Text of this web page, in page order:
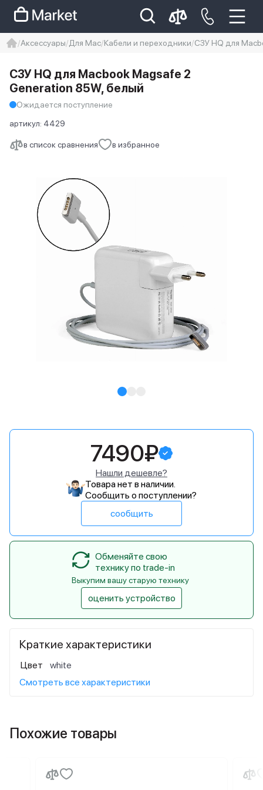
Iphone 14 pro max
айфон 14
Аксессуары Для Mac Кабели и переходники СЗУ HQ для
в список сравнения в избранное
СЗУ HQ для Macbook Magsafe 2
Generation 85W, белый
Ожидается поступление
артикул: 4429
Краткие характеристики
Цвет
white
Смотреть все характеристики
7490₽
Нашли дешевле?
Товара нет в наличии.
Сообщить о поступлении?
сообщить
Обменяйте свою
технику по trade-in
Выкупим вашу старую технику
оценить устройство
Похожие товары